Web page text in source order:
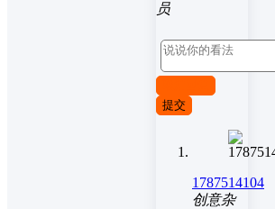
员
提交
1787514104
创意杂